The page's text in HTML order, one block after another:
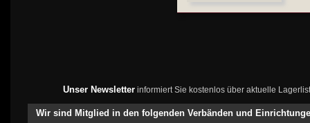
Unser Newsletterinformiert Sie kostenlos über aktuelle
Wir sind Mitglied in den folgenden Verbänden und